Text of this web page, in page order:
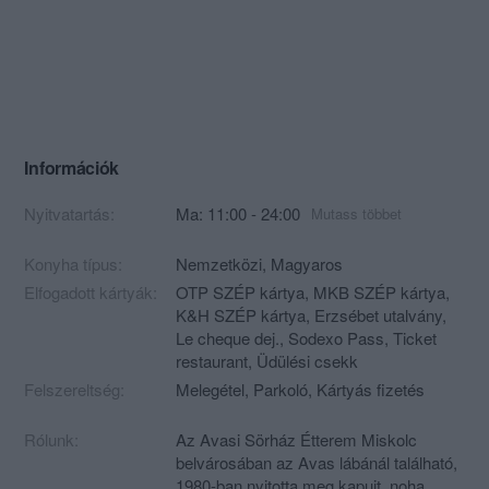
Információk
Nyitvatartás: Ma: 11:00 - 24:00 Mutass többet
Konyha típus: Nemzetközi, Magyaros
Elfogadott kártyák:
OTP SZÉP kártya, MKB SZÉP kártya,
K&H SZÉP kártya, Erzsébet utalvány,
Le cheque dej., Sodexo Pass, Ticket
restaurant, Üdülési csekk
Felszereltség:
Melegétel, Parkoló, Kártyás fizetés
Rólunk:
Az Avasi Sörház Étterem Miskolc
belvárosában az Avas lábánál található,